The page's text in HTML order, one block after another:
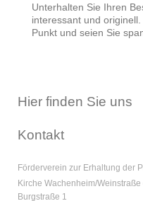
Unterhalten Sie Ihren
interessant und
Punkt und seien Sie
Hier finden Sie uns
Kontakt
Förderverein zur Erhaltung der
Kirche Wachenheim/Weinstraße
Burgstraße 1